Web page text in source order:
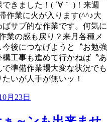
きました！( ´∀｀ )！来週
作業に火が入ります(^^♪大
サブ的な作業です。何気に
業の感も戻り？来月各種メ
後につなげようと〝お勉強
工事も進めて行かねば〝あ
準備作業場大変な状況でも
いが人手が無いッ！
月23日